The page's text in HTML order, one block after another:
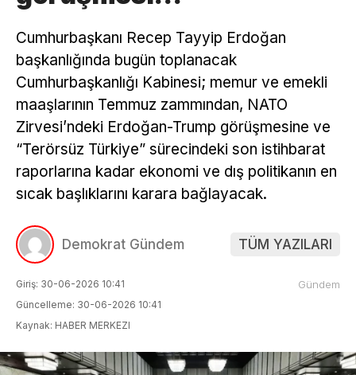
Cumhurbaşkanı Recep Tayyip Erdoğan
başkanlığında bugün toplanacak
Cumhurbaşkanlığı Kabinesi; memur ve emekli
maaşlarının Temmuz zammından, NATO
Zirvesi’ndeki Erdoğan-Trump görüşmesine ve
“Terörsüz Türkiye” sürecindeki son istihbarat
raporlarına kadar ekonomi ve dış politikanın en
sıcak başlıklarını karara bağlayacak.
Demokrat Gündem TÜM YAZILARI
Giriş: 30-06-2026 10:41
Güncelleme: 30-06-2026 10:41
Kaynak: HABER MERKEZI
Gündem